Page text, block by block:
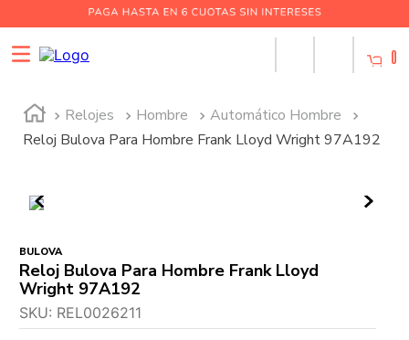
0
Relojes Hombre
Automático Hombre
Reloj Bulova Para Hombre Frank Lloyd Wright 97A192
BULOVA
Reloj Bulova Para Hombre Frank Lloyd
Wright 97A192
SKU: REL0026211